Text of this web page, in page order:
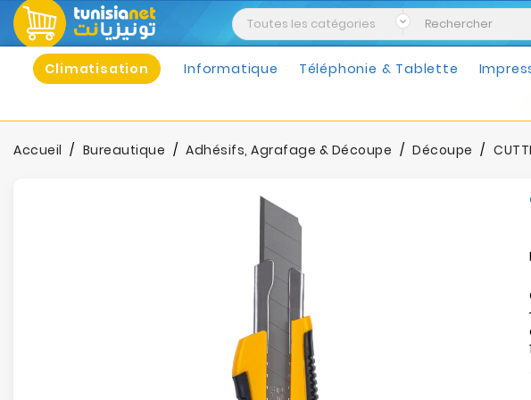
Climatisation Informatique Téléphonie & Tablette
Accueil Bureautique Adhésifs, Agrafage & Découpe Découpe